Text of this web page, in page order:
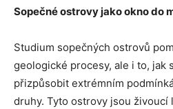
Sopečné ostrovy jako okno do
Studium sopečných ostrovů
geologické procesy, ale i to, jak
přizpůsobit extrémním
druhy. Tyto ostrovy jsou živoucí